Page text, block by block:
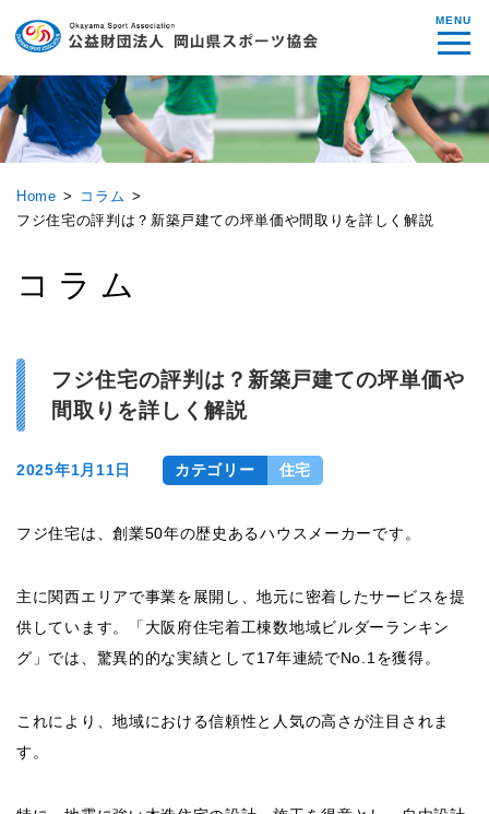
MENU
Home
コラム
フジ住宅の評判は？新築戸建ての坪単価や間取りを詳しく解説
コラム
フジ住宅の評判は？新築戸建ての坪単価や
間取りを詳しく解説
2025年1月11日 カテゴリー 住宅
フジ住宅は、創業50年の歴史あるハウスメーカーです。
主に関西エリアで事業を展開し、地元に密着したサービスを提
供しています。「大阪府住宅着工棟数地域ビルダーランキン
グ」では、驚異的的な実績として17年連続でNo.1を獲得。
これにより、地域における信頼性と人気の高さが注目されま
す。